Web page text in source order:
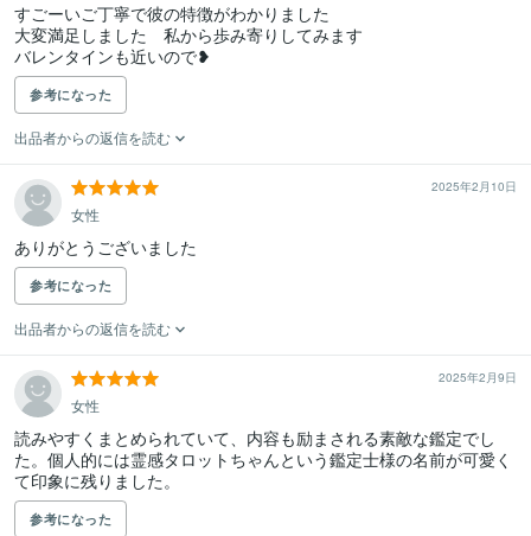
すごーいご丁寧で彼の特徴がわかりました
大変満足しました　私から歩み寄りしてみます
バレンタインも近いので❥
参考になった
出品者からの返信を読む
2025年2月10日
女性
ありがとうございました
参考になった
出品者からの返信を読む
2025年2月9日
女性
読みやすくまとめられていて、内容も励まされる素敵な鑑定でし
た。個人的には霊感タロットちゃんという鑑定士様の名前が可愛く
て印象に残りました。
参考になった